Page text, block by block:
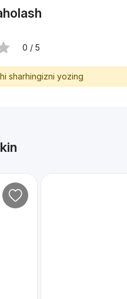
0 / 5
sharhingizni yozing